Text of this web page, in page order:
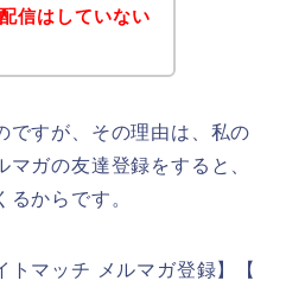
信はしていない
ですが、その理由は、私の
ガの友達登録をすると、
からです。
トマッチ メルマガ登録】【